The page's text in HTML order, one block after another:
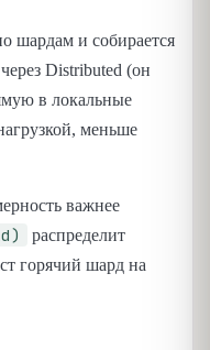
шардам и собирается
Distributed (он
в локальные
меньше
важнее
распределит
горячий шард на